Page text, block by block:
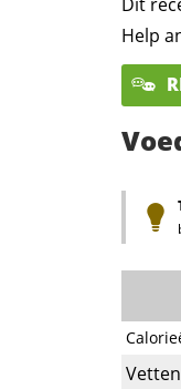
Dit
Help
Vetten